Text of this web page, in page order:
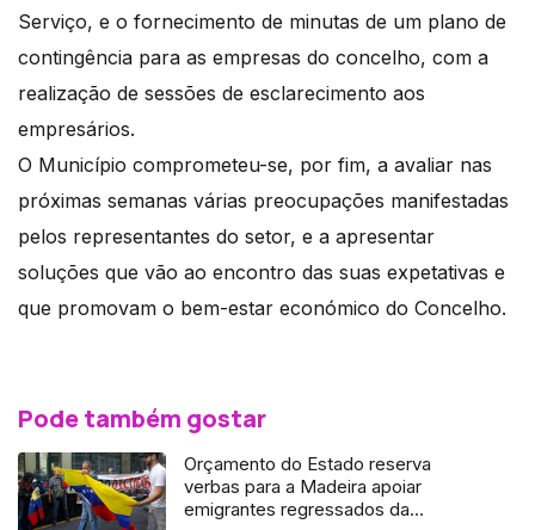
Serviço, e o fornecimento de minutas de um plano de
contingência para as empresas do concelho, com a
realização de sessões de esclarecimento aos
empresários.
O Município comprometeu-se, por fim, a avaliar nas
próximas semanas várias preocupações manifestadas
pelos representantes do setor, e a apresentar
soluções que vão ao encontro das suas expetativas e
que promovam o bem-estar económico do Concelho.
Pode também gostar
Orçamento do Estado reserva
verbas para a Madeira apoiar
emigrantes regressados da